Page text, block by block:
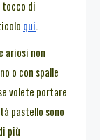
di
qui.
ariosi non
o con spalle
volete portare
pastello sono
più